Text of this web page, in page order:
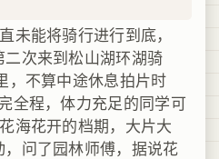
未能将骑行进行到底，
次来到松山湖环湖骑
，不算中途休息拍片时
全程，体力充足的同学可
海花开的档期，大片大
问了园林师傅，据说花